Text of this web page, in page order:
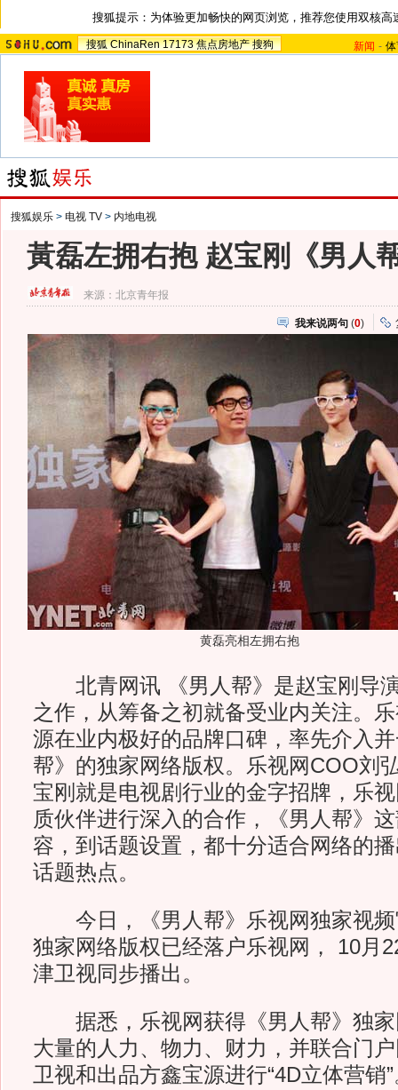
搜狐提示：为体验更加畅快的网页浏览，推荐您使用双核高
搜狐 ChinaRen 17173 焦点房地产 搜狗 新闻 -
搜狐娱乐 > 电视 TV > 内地电视
黃磊左拥右抱 赵宝刚《男人
来源：北京青年报
我来说两句 (0)
黄磊亮相左拥右抱
北青网讯 《男人帮》是赵宝刚导
之作，从筹备之初就备受业内关注。
源在业内极好的品牌口碑，率先介入
帮》的独家网络版权。乐视网COO刘
宝刚就是电视剧行业的金字招牌，乐
质伙伴进行深入的合作，《男人帮》
容，到话题设置，都十分适合网络的
话题热点。
今日，《男人帮》乐视网独家视频
独家网络版权已经落户乐视网， 10月
津卫视同步播出。
据悉，乐视网获得《男人帮》独家
大量的人力、物力、财力，并联合门
卫视和出品方鑫宝源进行“4D立体营销